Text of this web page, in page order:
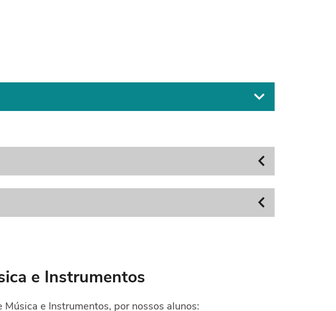
e Instrumentos
e Instrumentos, por nossos alunos: